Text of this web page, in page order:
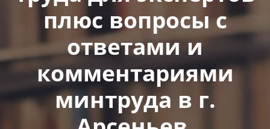
плюс вопросы с
ответами и
комментариями
минтруда в г.